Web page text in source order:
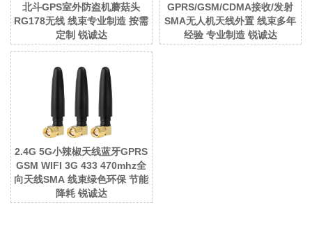
北斗GPS室外防盗机蘑菇头
RG178无线 线束专业制造 按需
定制 锐诚达
GPRS/GSM/CDMA接收/发射
SMA无人机天线外置 线束多年
经验 专业制造 锐诚达
2.4G 5G小辣椒天线蓝牙GPRS
GSM WIFI 3G 433 470mhz全
向天线SMA 线束绿色环保 节能
降耗 锐诚达